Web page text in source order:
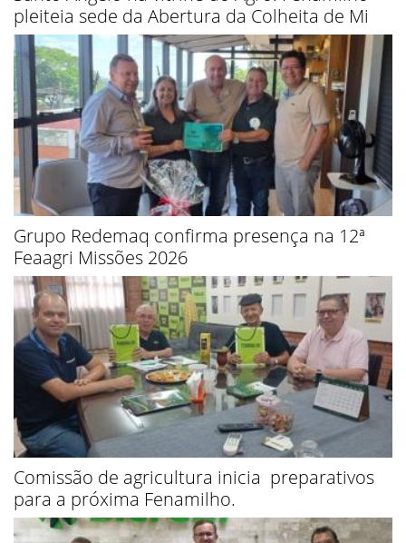
pleiteia sede da Abertura da Colheita de Mi
Grupo Redemaq confirma presença na 12ª
Feaagri Missões 2026
Comissão de agricultura inicia preparativos
para a próxima Fenamilho.